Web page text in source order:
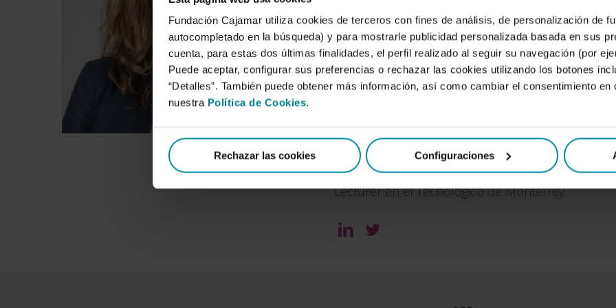
Fundación Cajamar utiliza cookies de terceros con fines de análisis, de personalización de
autocompletado en la búsqueda) y para mostrarle publicidad personalizada basada en sus
cuenta, para estas dos últimas finalidades, el perfil realizado al seguir su navegación (por
Puede aceptar, configurar sus preferencias o rechazar las cookies utilizando los botones
“Detalles”. También puede obtener más información, así como cambiar el consentimiento
nuestra Política de Cookies.
Rechazar las cookies Configuraciones
Gráfico (La Massana) y Postgrado en Marketing
Más de 10 años de experiencia como consultora
para Pymes.
Con una amplia experiencia en departamentos
industrial y medios de comunicación como RTVE.
Docente en el Máster en Dirección de Eventos
Mentora en Transformación Digital para
Creadora del programa de formación The Trust
Lecturer en el Tecnológico de Monterrey.